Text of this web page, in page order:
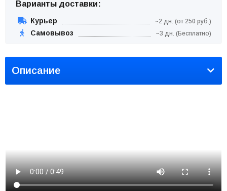
Варианты доставки:
Курьер ~2 дн. (от 250 руб.)
Самовывоз ~3 дн. (Бесплатно)
Описание